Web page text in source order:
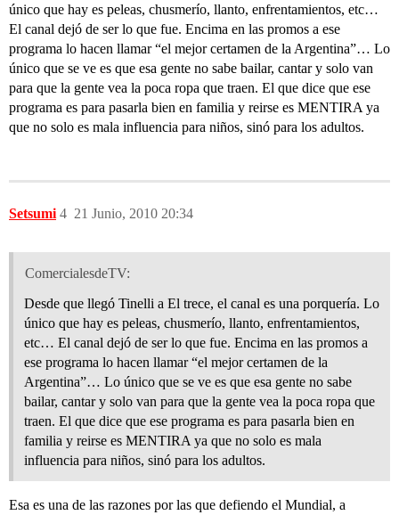
único que hay es peleas, chusmerío, llanto, enfrentamientos, etc…
El canal dejó de ser lo que fue. Encima en las promos a ese
programa lo hacen llamar “el mejor certamen de la Argentina”… Lo
único que se ve es que esa gente no sabe bailar, cantar y solo van
para que la gente vea la poca ropa que traen. El que dice que ese
programa es para pasarla bien en familia y reirse es MENTIRA ya
que no solo es mala influencia para niños, sinó para los adultos.
Setsumi 21 Junio, 2010 20:34
4
ComercialesdeTV:
Desde que llegó Tinelli a El trece, el canal es una porquería. Lo
único que hay es peleas, chusmerío, llanto, enfrentamientos,
etc… El canal dejó de ser lo que fue. Encima en las promos a
ese programa lo hacen llamar “el mejor certamen de la
Argentina”… Lo único que se ve es que esa gente no sabe
bailar, cantar y solo van para que la gente vea la poca ropa que
traen. El que dice que ese programa es para pasarla bien en
familia y reirse es MENTIRA ya que no solo es mala
influencia para niños, sinó para los adultos.
Esa es una de las razones por las que defiendo el Mundial, a